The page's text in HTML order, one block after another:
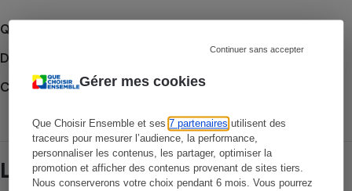
Gérer mes cookies
Que Choisir Ensemble et ses7 partenaires utilisent des
traceurs pour mesurer l’audience, la performance,
personnaliser les contenus, les partager, optimiser la
promotion et afficher des contenus provenant de sites tiers.
Nous conserverons votre choix pendant 6 mois. Vous pourrez
Continuer sans accepter
Que faire en cas de litige ?
Découvrir le forum
Consulter nos Billets de la présidente
Lire aussi